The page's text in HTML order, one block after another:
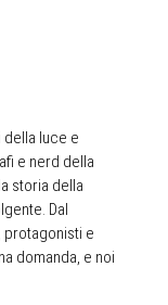
luce e
e nerd della
storia della
Dal
protagonisti e
domanda, e noi